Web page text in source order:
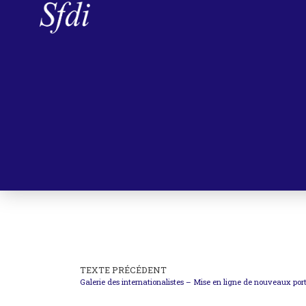
TEXTE PRÉCÉDENT
Galerie des internationalistes – Mise en ligne de nouveaux